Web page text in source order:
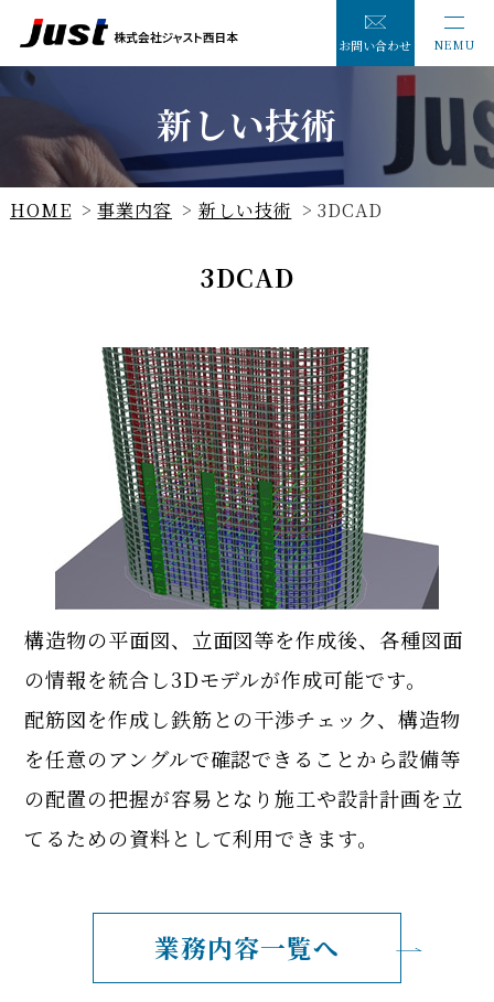
お問い合わせ NEMU
新しい技術
HOME 事業内容 新しい技術 3DCAD
3DCAD
構造物の平面図、立面図等を作成後、各種図面
の情報を統合し3Dモデルが作成可能です。
配筋図を作成し鉄筋との干渉チェック、構造物
を任意のアングルで確認できることから設備等
の配置の把握が容易となり施工や設計計画を立
てるための資料として利用できます。
業務内容一覧へ